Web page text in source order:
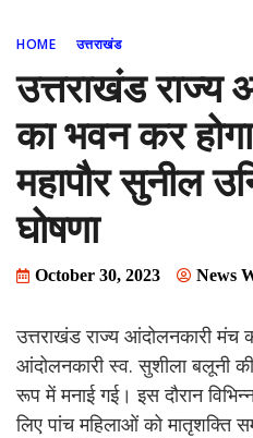
HOME उत्तराखंड
उत्तराखंड राज्य
का भवन कर
महापौर सुनील
घोषणा
October 30, 2023 News
उत्तराखंड राज्य आंदोलनकारी मंच
आंदोलनकारी स्व. सुशीला बलूनी
रूप में मनाई गई। इस दौरान
लिए पांच महिलाओं को मातृशक्ति